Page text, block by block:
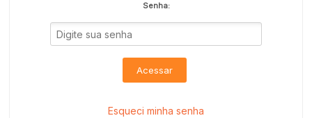
Senha:
Acessar
Esqueci minha senha